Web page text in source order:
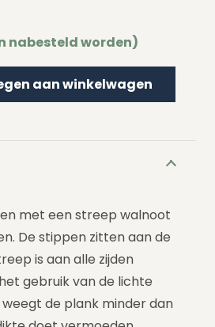
nabesteld worden)
aan winkelwagen
met een streep walnoot
De stippen zitten aan de
is aan alle zijden
gebruik van de lichte
de plank minder dan